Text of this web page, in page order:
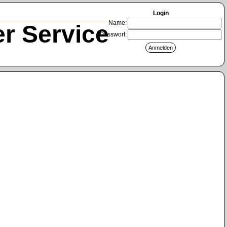
Service
Login
Name:
Passwort: